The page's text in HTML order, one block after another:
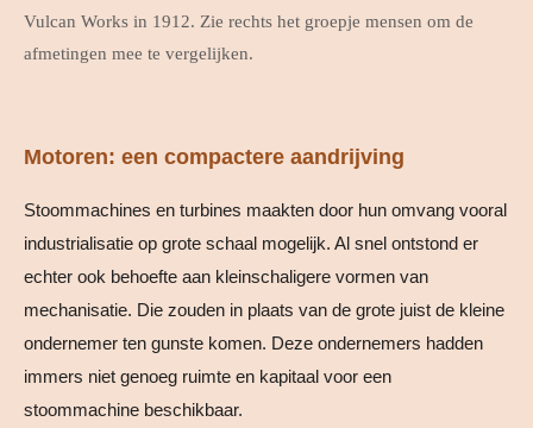
Vulcan Works in 1912. Zie rechts het groepje mensen om de
afmetingen mee te vergelijken.
Motoren: een compactere aandrijving
Stoommachines en turbines maakten door hun omvang vooral
industrialisatie op grote schaal mogelijk. Al snel ontstond er
echter ook behoefte aan kleinschaligere vormen van
mechanisatie. Die zouden in plaats van de grote juist de kleine
ondernemer ten gunste komen. Deze ondernemers hadden
immers niet genoeg ruimte en kapitaal voor een
stoommachine beschikbaar.